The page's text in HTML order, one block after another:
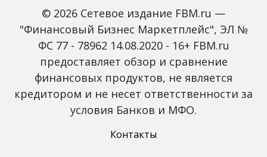
гражданам?
28.06.2019
обязательных
действий
27.06.2019
Назад 1 2 3
Далее
© 2026 Сетевое издание FBM.ru —
"Финансовый Бизнес Маркетплейс", ЭЛ №
ФС 77 - 78962 14.08.2020 - 16+ FBM.ru
предоставляет обзор и сравнение
финансовых продуктов, не является
кредитором и не несет ответственности за
условия Банков и МФО.
Контакты